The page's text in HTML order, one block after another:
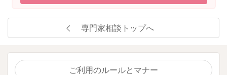
専門家相談トップへ
ご利用のルールとマナー